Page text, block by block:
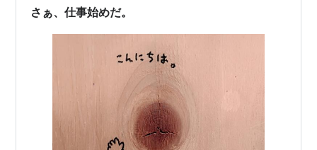
に甘えてくれるからそれはそれで嬉しい 今日から仕事初
さぁ、仕事始めだ。